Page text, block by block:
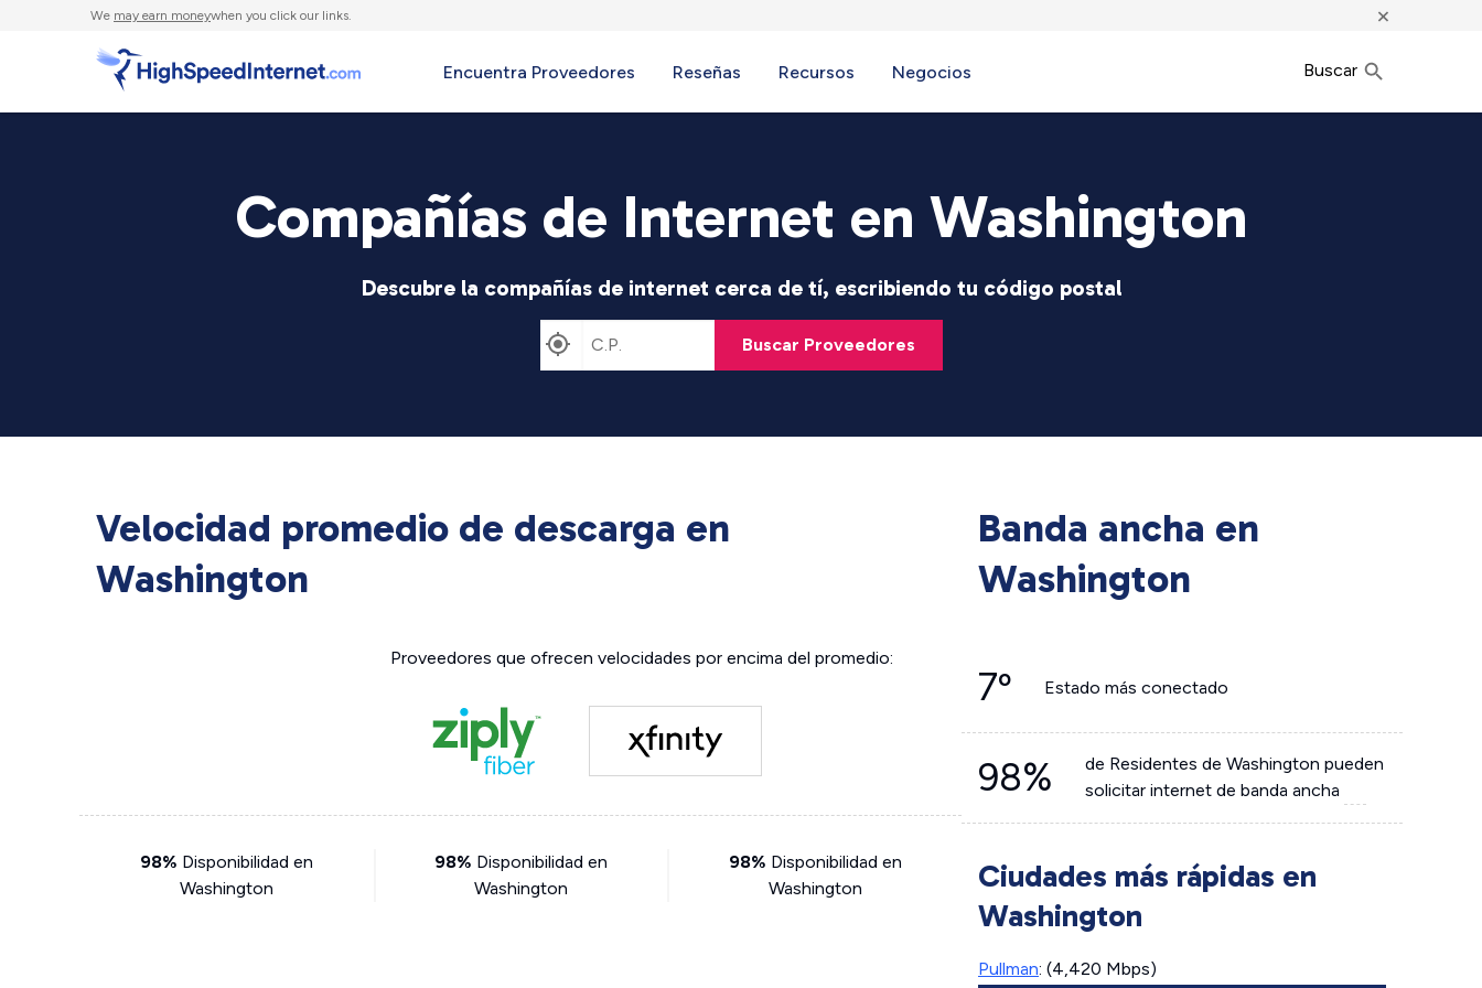
We may earn moneywhen you click our links. ×
Encuentra Proveedores Reseñas Recursos Negocios Buscar
Compañías de Internet en Washington
Descubre la compañías de internet cerca de tí, escribiendo tu código postal
Buscar Proveedores
Velocidad promedio de descarga en
Washington
Proveedores que ofrecen velocidades por encima del promedio:
98% Disponibilidad en
Washington
98% Disponibilidad en
Washington
98% Disponibilidad en
Washington
Banda ancha en
Washington
7º Estado más conectado
98%
de Residentes de Washington pueden
solicitar internet de banda ancha
Ciudades más rápidas en
Washington
Pullman: (4,420 Mbps)